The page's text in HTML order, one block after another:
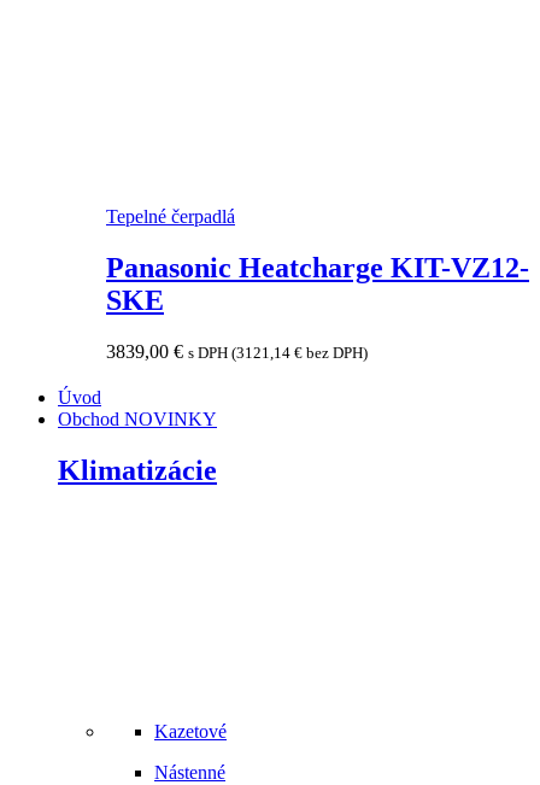
Tepelné čerpadlá
Panasonic Heatcharge KIT-VZ12-
SKE
3839,00 € s DPH (3121,14 € bez DPH)
Úvod
Obchod NOVINKY
Klimatizácie
Kazetové
Nástenné